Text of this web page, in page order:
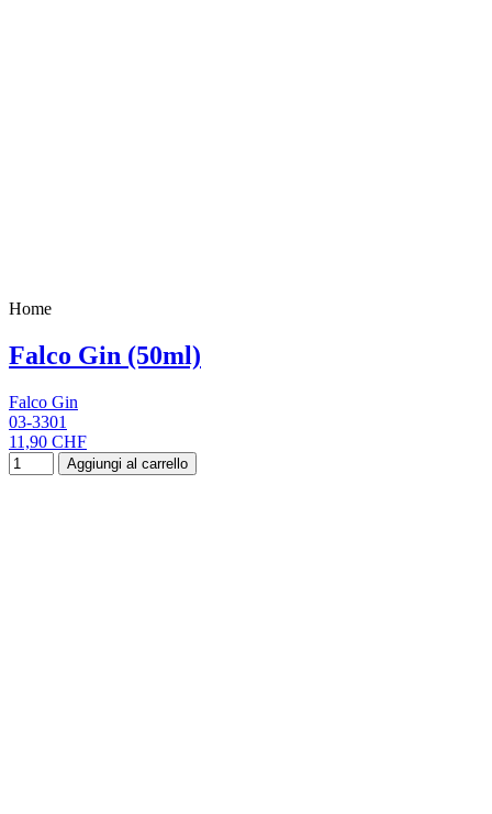
Home
Falco Gin (50ml)
Falco Gin
03-3301
11,90 CHF
Aggiungi al carrello